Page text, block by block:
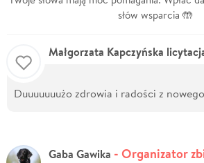
słów wsparcia 🤲
Duuuuuuużo zdrowia i radości z
Gaba Gawika - Organizator